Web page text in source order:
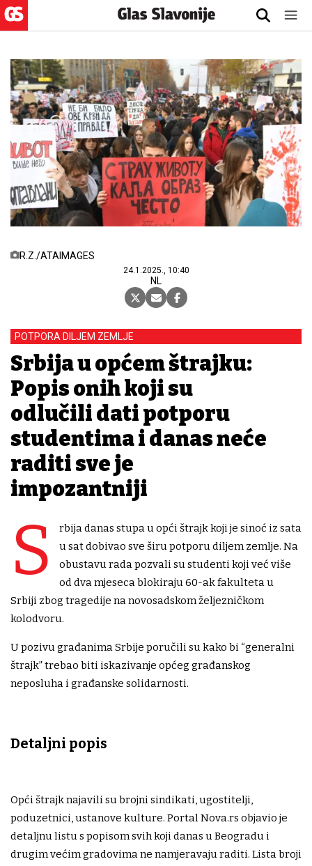
R.Z./ATAIMAGES
24.1.2025., 10:40
NL
POTPORA DILJEM ZEMLJE
Srbija u općem štrajku:
Popis onih koji su
odlučili dati potporu
studentima i danas neće
raditi sve je
impozantniji
S
rbija danas stupa u opći štrajk koji je sinoć iz sata
u sat dobivao sve širu potporu diljem zemlje. Na
obustavu rada pozvali su studenti koji već više
od dva mjeseca blokiraju 60-ak fakulteta u
Srbiji zbog tragedije na novosadskom željezničkom
kolodvoru.
U pozivu građanima Srbije poručili su kako bi “generalni
štrajk” trebao biti iskazivanje općeg građanskog
neposluha i građanske solidarnosti.
Detaljni popis
Opći štrajk najavili su brojni sindikati, ugostitelji,
poduzetnici, ustanove kulture. Portal Nova.rs objavio je
detaljnu listu s popisom svih koji danas u Beogradu i
drugim većim gradovima ne namjeravaju raditi. Lista broji